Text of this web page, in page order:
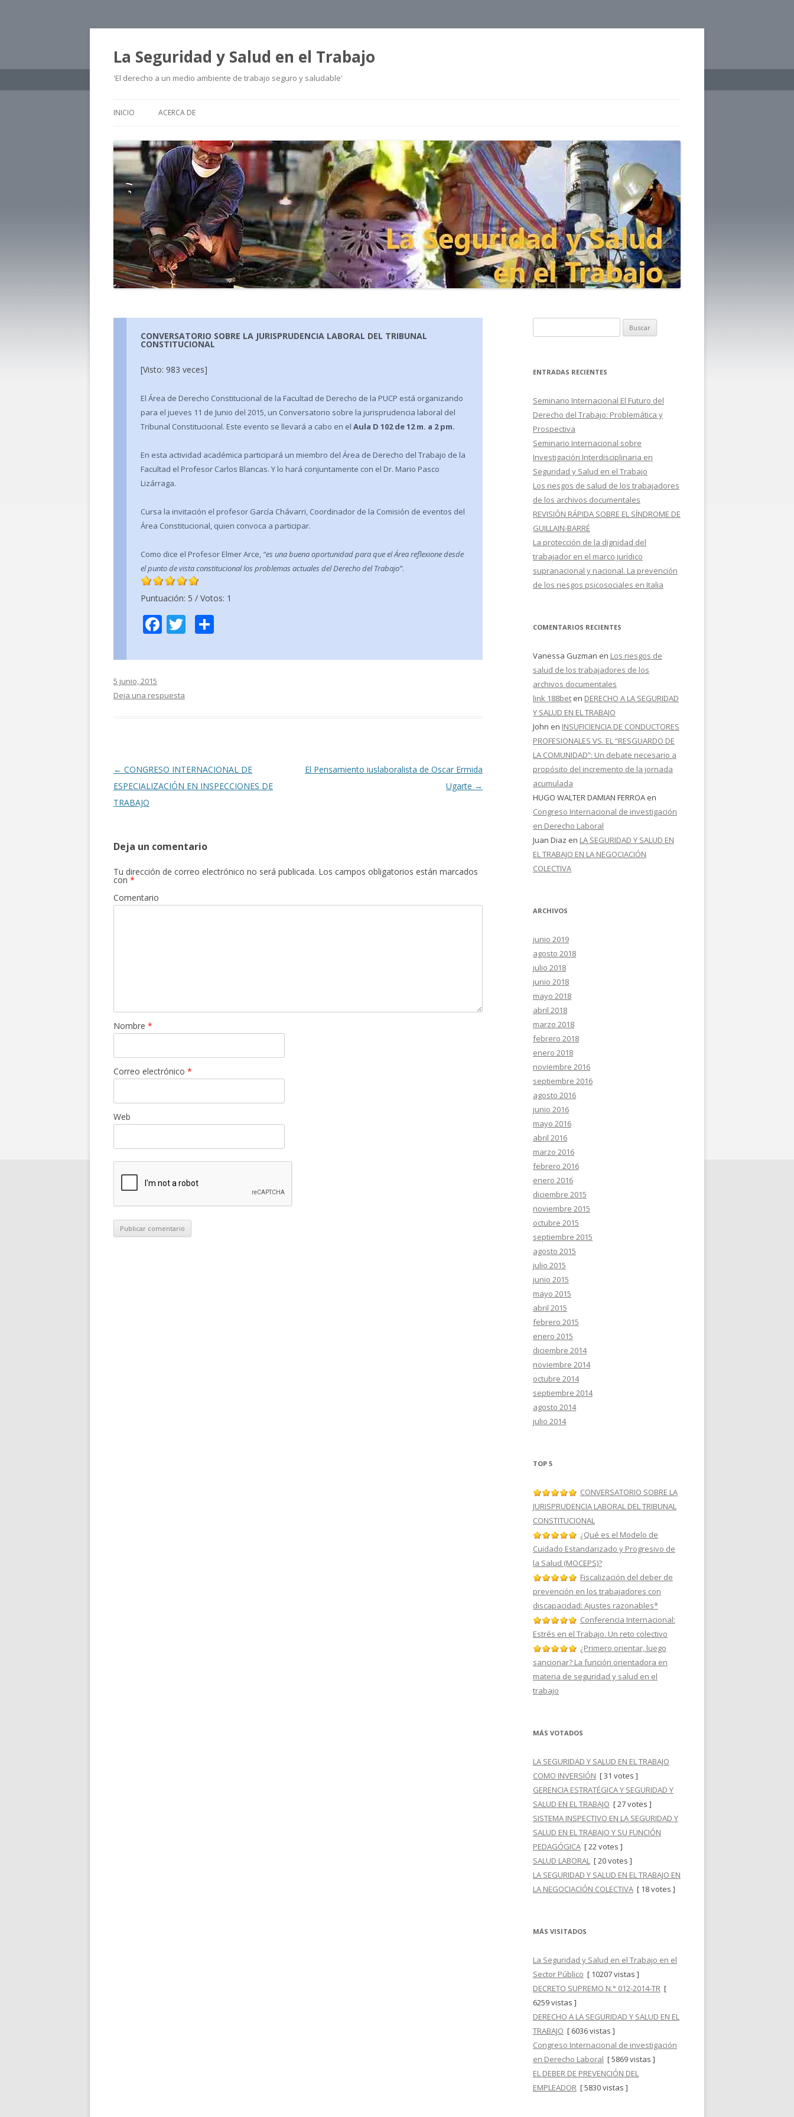
La Seguridad y Salud en el Trabajo
'El derecho a un medio ambiente de trabajo seguro y saludable'
INICIO ACERCA DE
CONVERSATORIO SOBRE LA JURISPRUDENCIA LABORAL DEL TRIBUNAL
CONSTITUCIONAL
[Visto: 983 veces]
El Área de Derecho Constitucional de la Facultad de Derecho de la PUCP está organizando
para el jueves 11 de Junio del 2015, un Conversatorio sobre la jurisprudencia laboral del
Tribunal Constitucional. Este evento se llevará a cabo en el Aula D 102 de 12 m. a 2 pm.
En esta actividad académica participará un miembro del Área de Derecho del Trabajo de la
Facultad el Profesor Carlos Blancas. Y lo hará conjuntamente con el Dr. Mario Pasco
Lizárraga.
Cursa la invitación el profesor García Chávarri, Coordinador de la Comisión de eventos del
Área Constitucional, quien convoca a participar.
Como dice el Profesor Elmer Arce, “es una buena oportunidad para que el Área reflexione desde
el punto de vista constitucional los problemas actuales del Derecho del Trabajo”.
Puntuación: 5 / Votos: 1
F
e
o
T
itt m
5 junio, 2015
Deja una respuesta
Navegación
de
entradas
← CONGRESO INTERNACIONAL DE
ESPECIALIZACIÓN EN INSPECCIONES DE
TRABAJO
El Pensamiento iuslaboralista de Oscar Ermida
Ugarte →
Deja un comentario
Tu dirección de correo electrónico no será publicada. Los campos obligatorios están marcados
con *
Comentario
Nombre *
Correo electrónico *
Web
u
c
r
:
ENTRADAS RECIENTES
Seminario Internacional El Futuro del
Derecho del Trabajo: Problemática y
Prospectiva
Seminario Internacional sobre
Investigación Interdisciplinaria en
Seguridad y Salud en el Trabajo
Los riesgos de salud de los trabajadores
de los archivos documentales
REVISIÓN RÁPIDA SOBRE EL SÍNDROME DE
GUILLAIN-BARRÉ
La protección de la dignidad del
trabajador en el marco jurídico
supranacional y nacional. La prevención
de los riesgos psicosociales en Italia
COMENTARIOS RECIENTES
Vanessa Guzman en Los riesgos de
salud de los trabajadores de los
archivos documentales
link 188bet en DERECHO A LA SEGURIDAD
Y SALUD EN EL TRABAJO
John en INSUFICIENCIA DE CONDUCTORES
PROFESIONALES VS. EL “RESGUARDO DE
LA COMUNIDAD”: Un debate necesario a
propósito del incremento de la jornada
acumulada
HUGO WALTER DAMIAN FERROA en
Congreso Internacional de investigación
en Derecho Laboral
Juan Diaz en LA SEGURIDAD Y SALUD EN
EL TRABAJO EN LA NEGOCIACIÓN
COLECTIVA
ARCHIVOS
junio 2019
agosto 2018
julio 2018
junio 2018
mayo 2018
abril 2018
marzo 2018
febrero 2018
enero 2018
noviembre 2016
septiembre 2016
agosto 2016
junio 2016
mayo 2016
abril 2016
marzo 2016
febrero 2016
enero 2016
diciembre 2015
noviembre 2015
octubre 2015
septiembre 2015
agosto 2015
julio 2015
junio 2015
mayo 2015
abril 2015
febrero 2015
enero 2015
diciembre 2014
noviembre 2014
octubre 2014
septiembre 2014
agosto 2014
julio 2014
TOP 5
CONVERSATORIO SOBRE LA
JURISPRUDENCIA LABORAL DEL TRIBUNAL
CONSTITUCIONAL
¿Qué es el Modelo de
Cuidado Estandarizado y Progresivo de
la Salud (MOCEPS)?
Fiscalización del deber de
prevención en los trabajadores con
discapacidad: Ajustes razonables*
Conferencia Internacional:
Estrés en el Trabajo. Un reto colectivo
¿Primero orientar, luego
sancionar? La función orientadora en
materia de seguridad y salud en el
trabajo
MÁS VOTADOS
LA SEGURIDAD Y SALUD EN EL TRABAJO
COMO INVERSIÓN [ 31 votes ]
GERENCIA ESTRATÉGICA Y SEGURIDAD Y
SALUD EN EL TRABAJO [ 27 votes ]
SISTEMA INSPECTIVO EN LA SEGURIDAD Y
SALUD EN EL TRABAJO Y SU FUNCIÓN
PEDAGÓGICA [ 22 votes ]
SALUD LABORAL [ 20 votes ]
LA SEGURIDAD Y SALUD EN EL TRABAJO EN
LA NEGOCIACIÓN COLECTIVA [ 18 votes ]
MÁS VISITADOS
La Seguridad y Salud en el Trabajo en el
Sector Público [ 10207 vistas ]
DECRETO SUPREMO N.° 012-2014-TR [
6259 vistas ]
DERECHO A LA SEGURIDAD Y SALUD EN EL
TRABAJO [ 6036 vistas ]
Congreso Internacional de investigación
en Derecho Laboral [ 5869 vistas ]
EL DEBER DE PREVENCIÓN DEL
EMPLEADOR [ 5830 vistas ]